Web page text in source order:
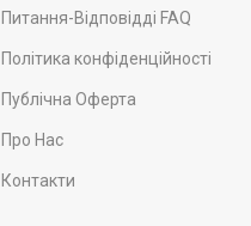
Питання-Відповідді FAQ
Політика конфіденційності
Публічна Оферта
Про Нас
Контакти